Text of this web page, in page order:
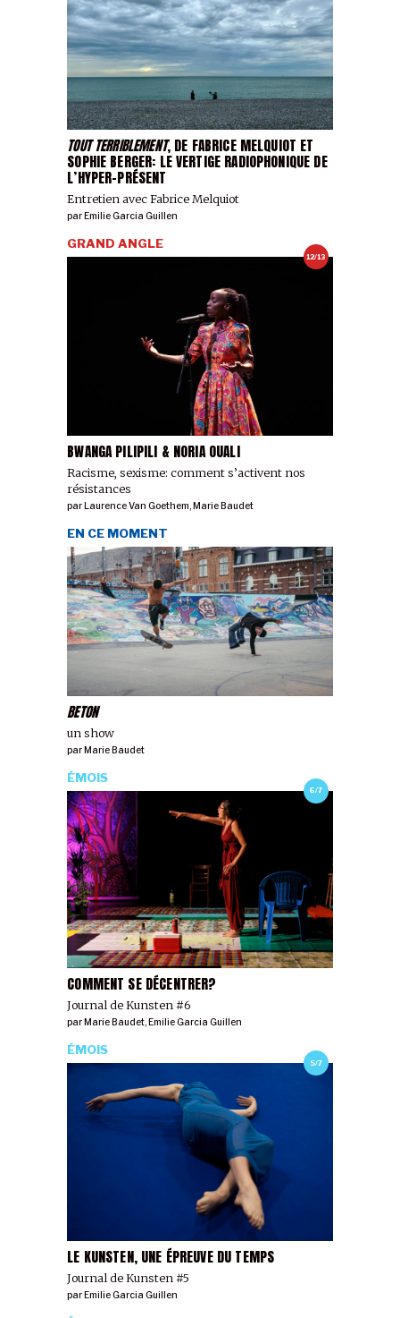
TOUT TERRIBLEMENT, DE FABRICE MELQUIOT ET
SOPHIE BERGER: LE VERTIGE RADIOPHONIQUE DE
L’HYPER-PRÉSENT
Entretien avec Fabrice Melquiot
parEmilie Garcia Guillen
12/13
BWANGA PILIPILI & NORIA OUALI
Racisme, sexisme: comment s’activent nos
résistances
GRAND ANGLE
parLaurence Van Goethem ,Marie Baudet
BETON
un show
EN CE MOMENT
parMarie Baudet
6/7
COMMENT SE DÉCENTRER?
Journal de Kunsten #6
ÉMOIS
par Marie Baudet, Emilie Garcia Guillen
5/7
LE KUNSTEN, UNE ÉPREUVE DU TEMPS
Journal de Kunsten #5
ÉMOIS
parEmilie Garcia Guillen